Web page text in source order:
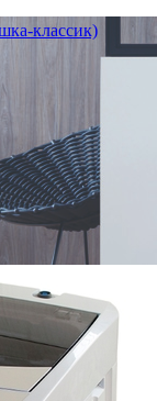
классик)